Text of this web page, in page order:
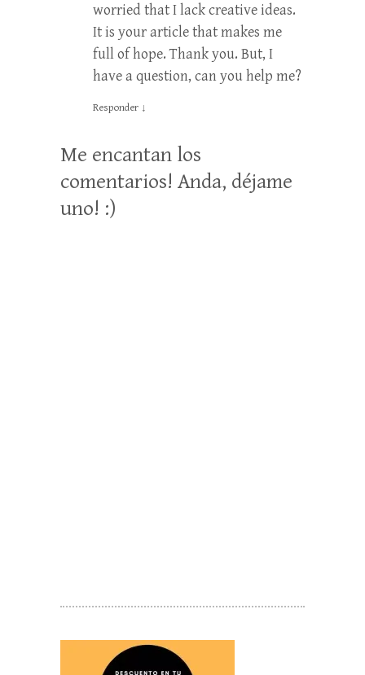
worried that I lack creative ideas.
It is your article that makes me
full of hope. Thank you. But, I
have a question, can you help me?
Responder ↓
Me encantan los
comentarios! Anda, déjame
uno! :)